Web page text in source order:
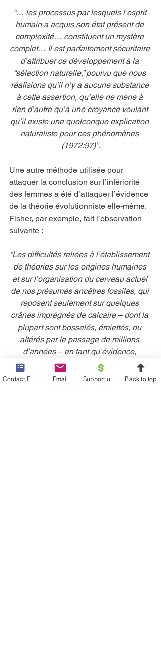
“… les processus par lesquels l’esprit
humain a acquis son état présent de
complexité… constituent un mystère
complet… Il est parfaitement sécuritaire
d’attribuer ce développement à la
“sélection naturelle,” pourvu que nous
réalisions qu’il n’y a aucune substance
à cette assertion, qu’elle ne mène à
rien d’autre qu’à une croyance voulant
qu’il existe une quelconque explication
naturaliste pour ces phénomènes
(1972:97)”.
Une autre méthode utilisée pour
attaquer la conclusion sur l’infériorité
des femmes a été d’attaquer l’évidence
de la théorie évolutionniste elle-même.
Fisher, par exemple, fait l’observation
suivante :
“Les difficultés reliées à l’établissement
de théories sur les origines humaines
et sur l’organisation du cerveau actuel
de nos présumés ancêtres fossiles, qui
reposent seulement sur quelques
crânes imprégnés de calcaire – dont la
plupart sont bosselés, émiettés, ou
altérés par le passage de millions
d’années – en tant qu’évidence,
semblent insurmontables.” (1979:113)
Contact Form Email Back to top